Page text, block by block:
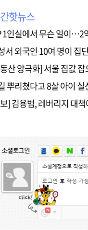
핫뉴스
1인실에서 무슨 일이…2
서 외국인 10여 명이 집
산 양극화] 서울 집값
뿌리쳤다고 8살 아이
] 김용범, 레버리지 대